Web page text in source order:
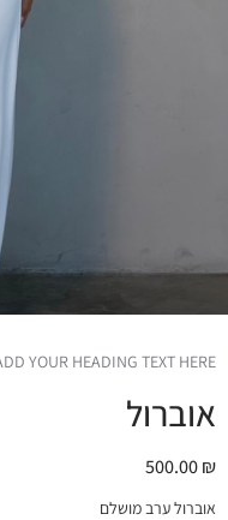
ADD YOUR HEADING TEXT HERE
אוברול
500.00₪
אוברול ערב מושלם